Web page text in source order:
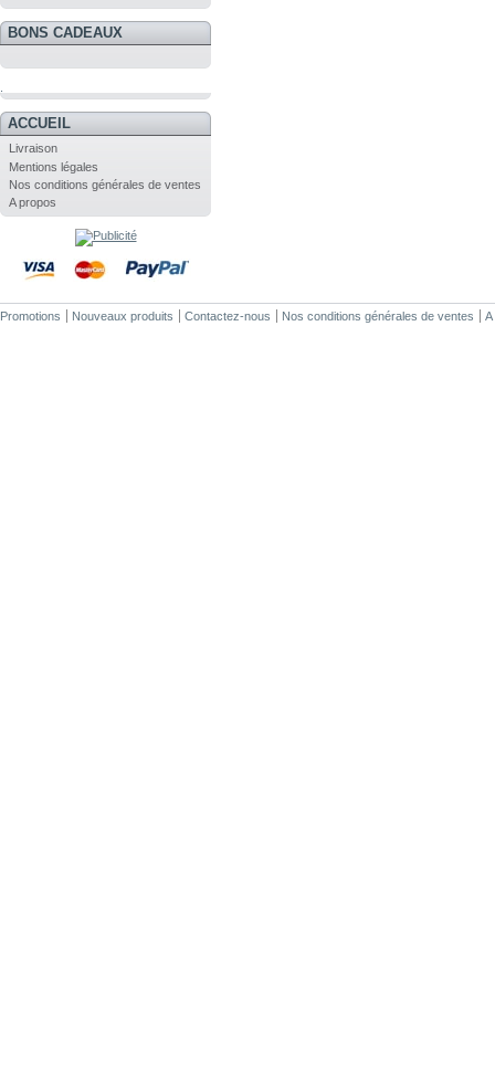
BONS CADEAUX
ACCUEIL
Livraison
Mentions légales
Nos conditions générales de ventes
A propos
Promotions Nouveaux produits Contactez-nous Nos conditions générales de ventes A